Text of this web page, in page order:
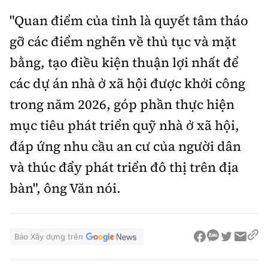
"Quan điểm của tỉnh là quyết tâm tháo
gỡ các điểm nghẽn về thủ tục và mặt
bằng, tạo điều kiện thuận lợi nhất để
các dự án nhà ở xã hội được khởi công
trong năm 2026, góp phần thực hiện
mục tiêu phát triển quỹ nhà ở xã hội,
đáp ứng nhu cầu an cư của người dân
và thúc đẩy phát triển đô thị trên địa
bàn", ông Văn nói.
Báo Xây dựng trên